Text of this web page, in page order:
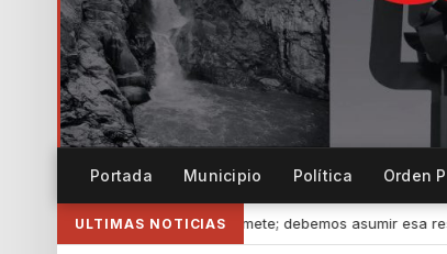
Portada Municipio Política Orden
ULTIMAS NOTICIAS
asumir esa responsabilidad” afirmó Mely Romero •